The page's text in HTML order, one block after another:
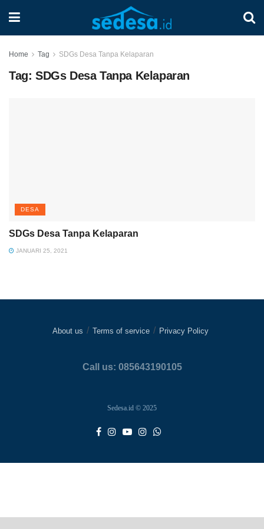
Home Tag SDGs Desa Tanpa Kelaparan
Tag: SDGs Desa Tanpa Kelaparan
DESA
SDGs Desa Tanpa Kelaparan
JANUARI 25, 2021
About us Terms of service Privacy Policy
Call us: 085643190105
Sedesa.id © 2025